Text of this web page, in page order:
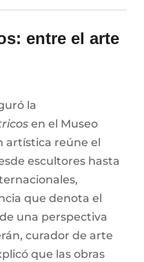
entre el arte
la
en el Museo
artística reúne el
escultores hasta
que denota el
una perspectiva
curador de arte
que las obras